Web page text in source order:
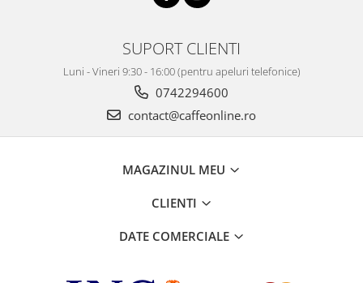
SUPORT CLIENTI
Luni - Vineri 9:30 - 16:00 (pentru apeluri telefonice)
0742294600
contact@caffeonline.ro
MAGAZINUL MEU
CLIENTI
DATE COMERCIALE